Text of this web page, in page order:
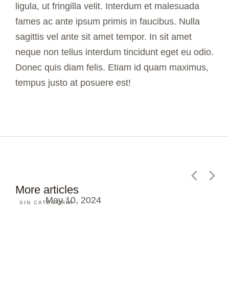
ligula, ut fringilla velit. Interdum et malesuada
fames ac ante ipsum primis in faucibus. Nulla
sagittis vel ante sit amet tempor. In sit amet
neque non tellus interdum tincidunt eget eu odio.
Donec quis diam felis. Etiam id quam maximus,
tempus justo at posuere est!
More articles
SIN CATEGORÍA
¡Hola, mundo!
May 10, 2024